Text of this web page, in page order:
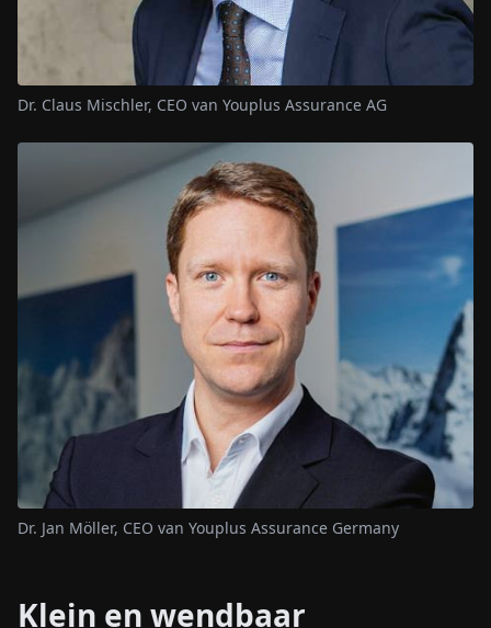
Dr. Claus Mischler, CEO van Youplus Assurance AG
Dr. Jan Möller, CEO van Youplus Assurance Germany
Klein en wendbaar